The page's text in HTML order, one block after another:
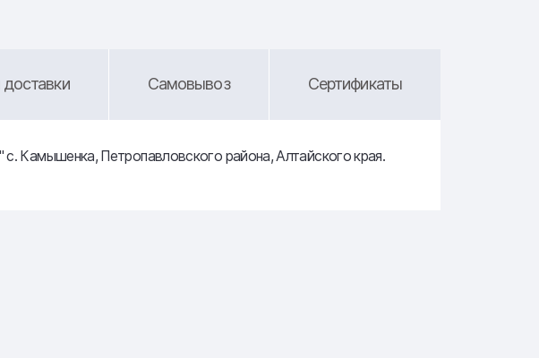
Камышенка, Петропавловского района, Алтайского края.
Самовывоз Сертификаты